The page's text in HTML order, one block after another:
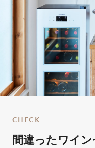
CHECK
間違ったワイ